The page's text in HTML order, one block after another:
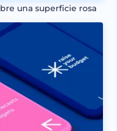
una superficie rosa